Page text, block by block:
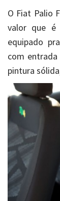
O Fiat Palio
valor que é
equipado
com entrada
pintura